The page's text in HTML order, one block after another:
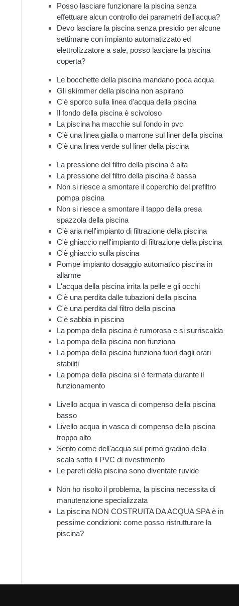
Posso lasciare funzionare la piscina senza
effettuare alcun controllo dei parametri dell'acqua?
Devo lasciare la piscina senza presidio per alcune
settimane con impianto automatizzato ed
elettrolizzatore a sale, posso lasciare la piscina
coperta?
Le bocchette della piscina mandano poca acqua
Gli skimmer della piscina non aspirano
C'è sporco sulla linea d'acqua della piscina
Il fondo della piscina è scivoloso
La piscina ha macchie sul fondo in pvc
C'è una linea gialla o marrone sul liner della piscina
C'è una linea verde sul liner della piscina
La pressione del filtro della piscina è alta
La pressione del filtro della piscina è bassa
Non si riesce a smontare il coperchio del prefiltro
pompa piscina
Non si riesce a smontare il tappo della presa
spazzola della piscina
C'è aria nell'impianto di filtrazione della piscina
C'è ghiaccio nell'impianto di filtrazione della piscina
C'è ghiaccio sulla piscina
Pompe impianto dosaggio automatico piscina in
allarme
L'acqua della piscina irrita la pelle e gli occhi
C'è una perdita dalle tubazioni della piscina
C'è una perdita dal filtro della piscina
C'è sabbia in piscina
La pompa della piscina è rumorosa e si surriscalda
La pompa della piscina non funziona
La pompa della piscina funziona fuori dagli orari
stabiliti
La pompa della piscina si è fermata durante il
funzionamento
Livello acqua in vasca di compenso della piscina
basso
Livello acqua in vasca di compenso della piscina
troppo alto
Sento come dell'acqua sul primo gradino della
scala sotto il PVC di rivestimento
Le pareti della piscina sono diventate ruvide
Non ho risolto il problema, la piscina necessita di
manutenzione specializzata
La piscina NON COSTRUITA DA ACQUA SPA è in
pessime condizioni: come posso ristrutturare la
piscina?